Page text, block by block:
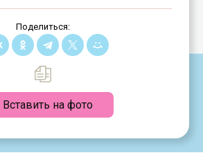
Поделиться:
Вставить на фото